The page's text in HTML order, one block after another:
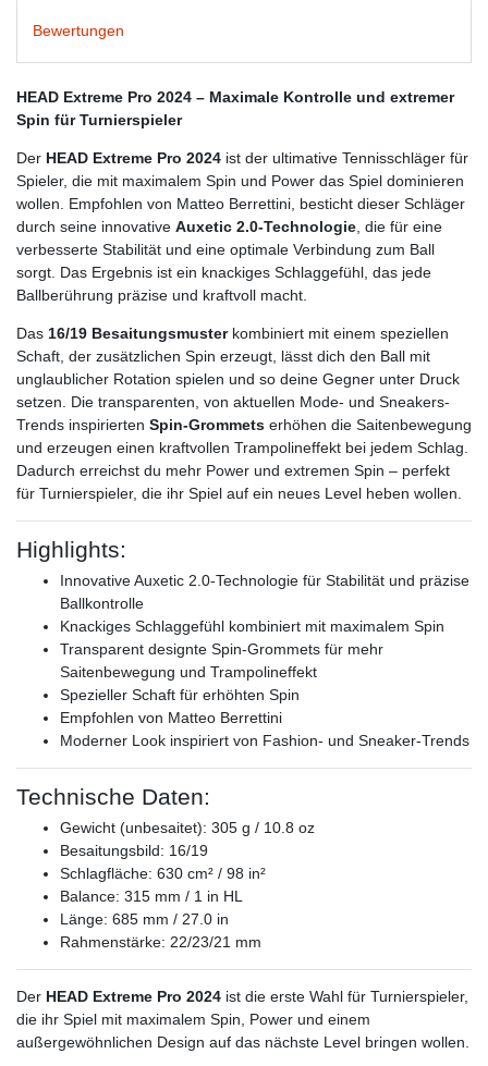
Bewertungen
HEAD Extreme Pro 2024 – Maximale Kontrolle und extremer
Spin für Turnierspieler
Der HEAD Extreme Pro 2024 ist der ultimative Tennisschläger für
Spieler, die mit maximalem Spin und Power das Spiel dominieren
wollen. Empfohlen von Matteo Berrettini, besticht dieser Schläger
durch seine innovative Auxetic 2.0-Technologie, die für eine
verbesserte Stabilität und eine optimale Verbindung zum Ball
sorgt. Das Ergebnis ist ein knackiges Schlaggefühl, das jede
Ballberührung präzise und kraftvoll macht.
Das 16/19 Besaitungsmusterkombiniert mit einem speziellen
Schaft, der zusätzlichen Spin erzeugt, lässt dich den Ball mit
unglaublicher Rotation spielen und so deine Gegner unter Druck
setzen. Die transparenten, von aktuellen Mode- und Sneakers-
Trends inspirierten Spin-Grommets erhöhen die Saitenbewegung
und erzeugen einen kraftvollen Trampolineffekt bei jedem Schlag.
Dadurch erreichst du mehr Power und extremen Spin – perfekt
für Turnierspieler, die ihr Spiel auf ein neues Level heben wollen.
Highlights:
Innovative Auxetic 2.0-Technologie für Stabilität und präzise
Ballkontrolle
Knackiges Schlaggefühl kombiniert mit maximalem Spin
Transparent designte Spin-Grommets für mehr
Saitenbewegung und Trampolineffekt
Spezieller Schaft für erhöhten Spin
Empfohlen von Matteo Berrettini
Moderner Look inspiriert von Fashion- und Sneaker-Trends
Technische Daten:
Gewicht (unbesaitet): 305 g / 10.8 oz
Besaitungsbild: 16/19
Schlagfläche: 630 cm² / 98 in²
Balance: 315 mm / 1 in HL
Länge: 685 mm / 27.0 in
Rahmenstärke: 22/23/21 mm
Der HEAD Extreme Pro 2024 ist die erste Wahl für Turnierspieler,
die ihr Spiel mit maximalem Spin, Power und einem
außergewöhnlichen Design auf das nächste Level bringen wollen.